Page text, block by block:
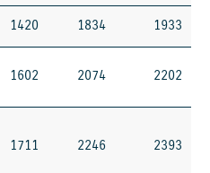
1420 1834 1933
1602 2074 2202
1711 2246 2393